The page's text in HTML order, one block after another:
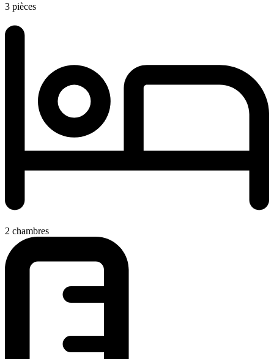
3 pièces
2 chambres